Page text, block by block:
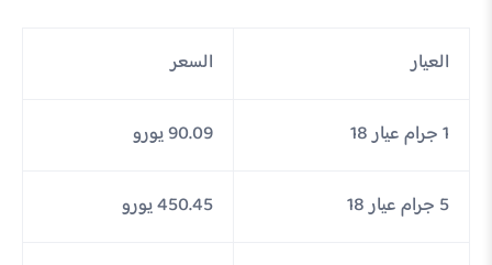
العيار السعر
1 جرام عيار 18 90.09 يورو
5 جرام عيار 18 450.45 يورو